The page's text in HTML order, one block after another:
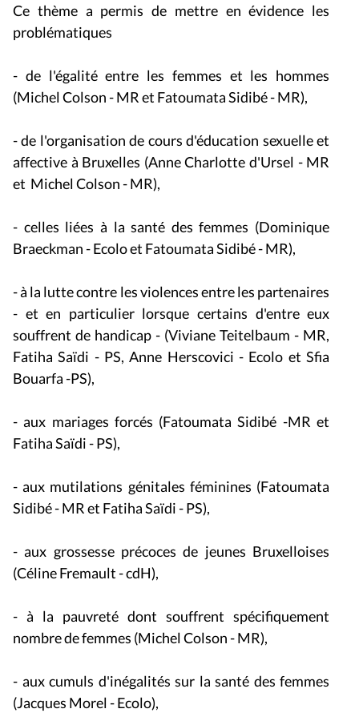
Ce thème a permis de mettre en évidence les
problématiques
- de l'égalité entre les femmes et les hommes
(Michel Colson - MR et Fatoumata Sidibé - MR),
- de l'organisation de cours d'éducation sexuelle et
affective à Bruxelles (Anne Charlotte d'Ursel - MR
et Michel Colson - MR),
- celles liées à la santé des femmes (Dominique
Braeckman - Ecolo et Fatoumata Sidibé - MR),
- à la lutte contre les violences entre les partenaires
- et en particulier lorsque certains d'entre eux
souffrent de handicap - (Viviane Teitelbaum - MR,
Fatiha Saïdi - PS, Anne Herscovici - Ecolo et Sfia
Bouarfa -PS),
- aux mariages forcés (Fatoumata Sidibé -MR et
Fatiha Saïdi - PS),
- aux mutilations génitales féminines (Fatoumata
Sidibé - MR et Fatiha Saïdi - PS),
- aux grossesse précoces de jeunes Bruxelloises
(Céline Fremault - cdH),
- à la pauvreté dont souffrent spécifiquement
nombre de femmes (Michel Colson - MR),
- aux cumuls d'inégalités sur la santé des femmes
(Jacques Morel - Ecolo),